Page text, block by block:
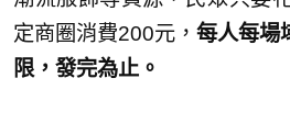
定商圈消費200元， 每人每場
限，發完為止。